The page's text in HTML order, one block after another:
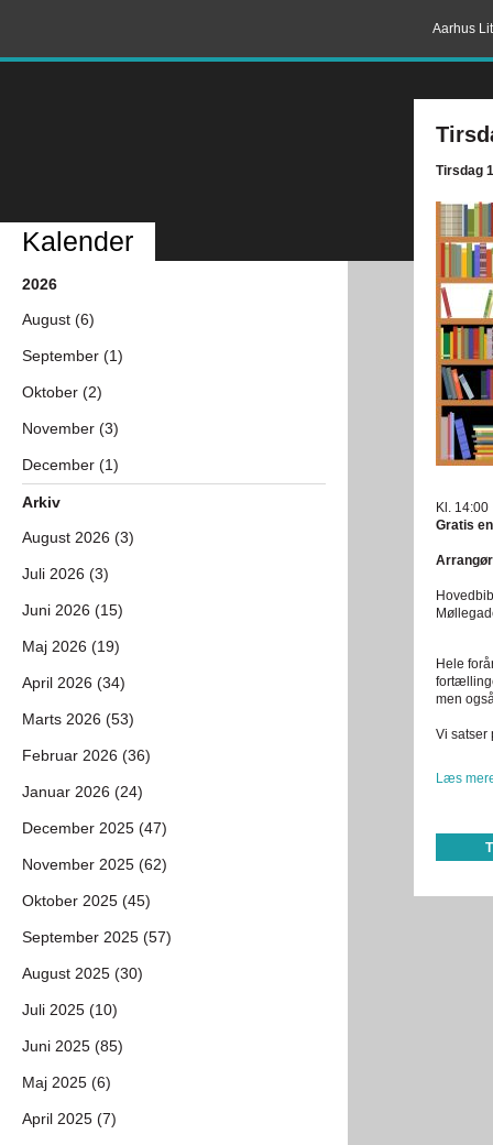
Aarhus
Tirsdag
Kl. 14:00
Gratis
Hele
men
Vi satser
Læs
Kalender
2026
August (6)
September (1)
Oktober (2)
November (3)
December (1)
Arkiv
August 2026 (3)
Juli 2026 (3)
Juni 2026 (15)
Maj 2026 (19)
April 2026 (34)
Marts 2026 (53)
Februar 2026 (36)
Januar 2026 (24)
December 2025 (47)
November 2025 (62)
Oktober 2025 (45)
September 2025 (57)
August 2025 (30)
Juli 2025 (10)
Juni 2025 (85)
Maj 2025 (6)
April 2025 (7)